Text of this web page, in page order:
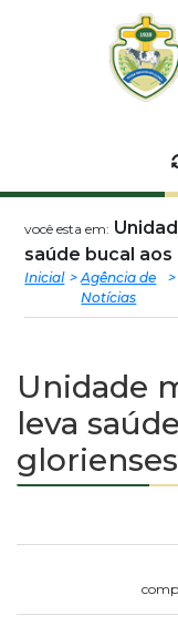
Nossa
da
você esta em:
saúde bucal
Inicial
Agência de
Notícias
Unidade
leva
glorienses